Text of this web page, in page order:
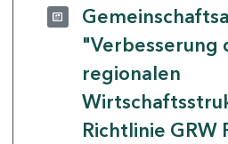
"Verbesserung
regionalen
Richtlinie GRW